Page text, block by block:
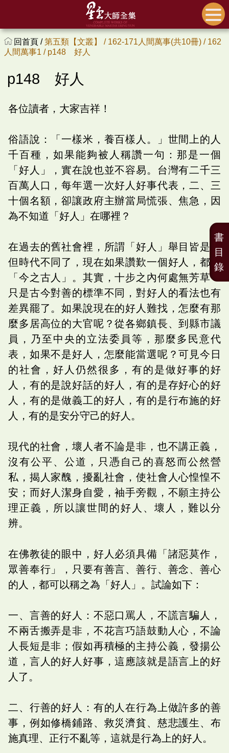
回首頁 /第五類【文叢】 / 162-171人間萬事(共10冊) / 162
人間萬事1 / p148 好人
p148 好人
各位讀者，大家吉祥！
俗語說：「一樣米，養百樣人。」世間上的人
千百種，如果能夠被人稱讚一句：那是一個
「好人」，實在說也並不容易。台灣有二千三
百萬人口，每年選一次好人好事代表，二、三
十個名額，卻讓政府主辦當局慌張、焦急，因
為不知道「好人」在哪裡？
在過去的舊社會裡，所謂「好人」舉目皆是；
但時代不同了，現在如果讚歎一個好人，都說
「今之古人」。其實，十步之內何處無芳草？
只是古今對善的標準不同，對好人的看法也有
差異罷了。如果說現在的好人難找，怎麼有那
麼多居高位的大官呢？從各鄉鎮長、到縣市議
員，乃至中央的立法委員等，那麼多民意代
表，如果不是好人，怎麼能當選呢？可見今日
的社會，好人仍然很多，有的是做好事的好
人，有的是說好話的好人，有的是存好心的好
人，有的是做義工的好人，有的是行布施的好
人，有的是安分守己的好人。
現代的社會，壞人者不論是非，也不講正義，
沒有公平、公道，只憑自己的喜怒而公然營
私，揭人家醜，擾亂社會，使社會人心惶惶不
安；而好人潔身自愛，袖手旁觀，不願主持公
理正義，所以讓世間的好人、壞人，難以分
辨。
在佛教徒的眼中，好人必須具備「諸惡莫作，
眾善奉行」，只要有善言、善行、善念、善心
的人，都可以稱之為「好人」。試論如下：
一、言善的好人：不惡口罵人，不謊言騙人，
不兩舌搬弄是非，不花言巧語鼓動人心，不論
人長短是非；假如再積極的主持公義，發揚公
道，言人的好人好事，這應該就是語言上的好
人了。
二、行善的好人：有的人在行為上做許多的善
事，例如修橋鋪路、救災濟貧、慈悲護生、布
施真理、正行不亂等，這就是行為上的好人。
書
目
錄